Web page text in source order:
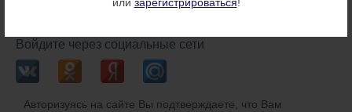
Войдите через социальные сети
Авторизуясь на сайте Вы подтверждаете, что Вам